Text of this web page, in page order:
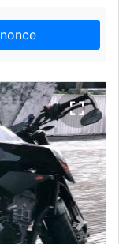
Next